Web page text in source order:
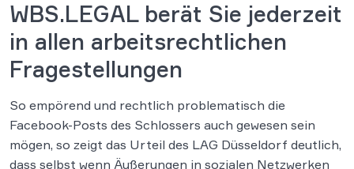
WBS.LEGAL berät Sie jederzeit
in allen arbeitsrechtlichen
Fragestellungen
So empörend und rechtlich problematisch die
Facebook-Posts des Schlossers auch gewesen sein
mögen, so zeigt das Urteil des LAG Düsseldorf deutlich,
dass selbst wenn Äußerungen in sozialen Netzwerken